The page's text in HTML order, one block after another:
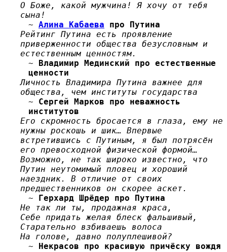
О Боже, какой мужчина! Я хочу от тебя
сына!
~ Алина Кабаева про Путина
Рейтинг Путина есть проявление
приверженности общества безусловным и
естественным ценностям.
~
Владимир Мединский про естественные
ценности
Личность Владимира Путина важнее для
общества, чем институты государства
~ Сергей Марков про неважность
институтов
Его скромность бросается в глаза, ему не
нужны роскошь и шик… Впервые
встретившись с Путиным, я был потрясён
его превосходной физической формой…
Возможно, не так широко известно, что
Путин неутомимый пловец и хороший
наездник. В отличие от своих
предшественников он скорее аскет.
~
Герхард Шрёдер про Путина
Не так ли ты, продажная краса,
Себе придать желая блеск фальшивый,
Старательно взбиваешь волоса
На голове, давно полуплешивой?
~
Некрасов про красивую причёску вождя